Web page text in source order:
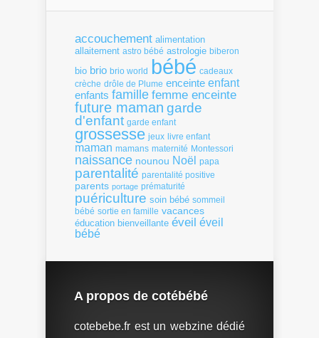
accouchement alimentation
allaitement astro bébé astrologie biberon
bio brio brio world bébé cadeaux
crèche drôle de Plume enceinte enfant
enfants famille femme enceinte
future maman garde
d'enfant garde enfant
grossesse jeux livre enfant
maman mamans maternité Montessori
naissance nounou Noël papa
parentalité parentalité positive
parents portage prématurité
puériculture soin bébé sommeil
bébé sortie en famille vacances
éducation bienveillante éveil éveil
bébé
A propos de cotébébé
cotebebe.fr est un webzine dédié